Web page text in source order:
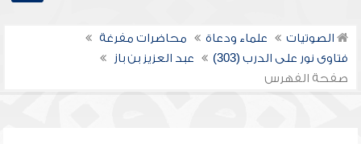
الصوتيات علماء ودعاة
محاضرات مفرغة
فتاوى نور على الدرب (303)
عبد العزيز بن باز
صفحة الفهرس